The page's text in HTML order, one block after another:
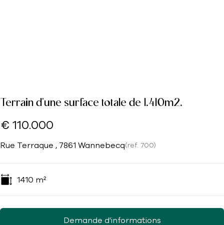
Terrain d'une surface totale de 1.410m2.
€ 110.000
Rue Terraque , 7861 Wannebecq(ref. 700)
1410 m²
Demande d'informations